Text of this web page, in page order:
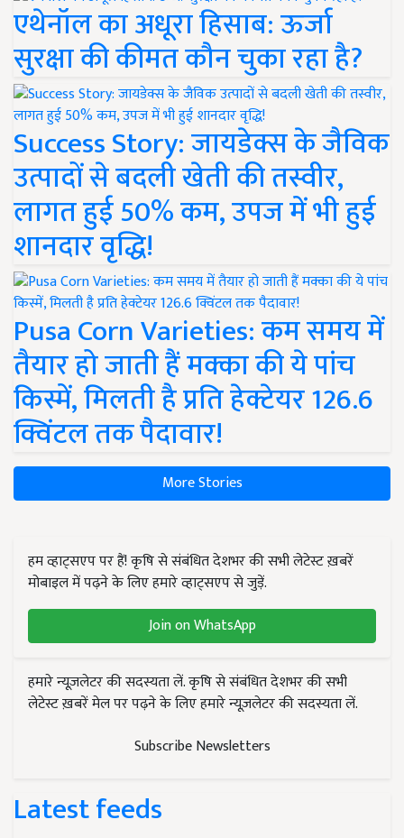
एथेनॉल का अधूरा हिसाब: ऊर्जा
सुरक्षा की कीमत कौन चुका रहा है?
Success Story: जायडेक्स के जैविक
उत्पादों से बदली खेती की तस्वीर,
लागत हुई 50% कम, उपज में भी हुई
शानदार वृद्धि!
Pusa Corn Varieties: कम समय में
तैयार हो जाती हैं मक्का की ये पांच
किस्में, मिलती है प्रति हेक्टेयर 126.6
क्विंटल तक पैदावार!
More Stories
हम व्हाट्सएप पर हैं! कृषि से संबंधित देशभर की सभी लेटेस्ट ख़बरें
मोबाइल में पढ़ने के लिए हमारे व्हाट्सएप से जुड़ें.
Join on WhatsApp
हमारे न्यूज़लेटर की सदस्यता लें. कृषि से संबंधित देशभर की सभी
लेटेस्ट ख़बरें मेल पर पढ़ने के लिए हमारे न्यूज़लेटर की सदस्यता लें.
Subscribe Newsletters
Latest feeds